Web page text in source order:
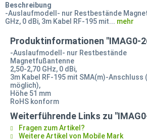
Beschreibung
-Auslaufmodell- nur Restbestände
GHz, 0 dBi, 3m Kabel RF-195 mit... mehr
Produktinformationen "IMAG0-
-Auslaufmodell- nur Restbestände
Magnetfußantenne
2,50-2,70 GHz, 0 dBi,
3m Kabel RF-195 mit SMA(m)-
möglich),
Höhe 51 mm
RoHS konform
Weiterführende Links zu
Fragen zum Artikel?
Weitere Artikel von Mobile Mark